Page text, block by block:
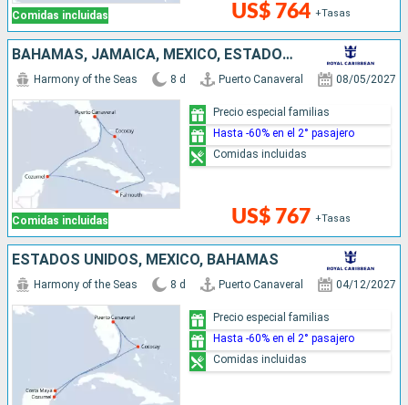
Comidas incluidas US$ 764 +Tasas
BAHAMAS, JAMAICA, MÉXICO, ESTADOS UNIDOS
Comidas incluidas
Harmony of the Seas 8 d Puerto Canaveral 08/05/2027
US$ 767 +Tasas
Precio especial familias
Hasta -60% en el 2° pasajero
Comidas incluidas
ESTADOS UNIDOS, MÉXICO, BAHAMAS
Harmony of the Seas 8 d Puerto Canaveral 04/12/2027
Precio especial familias
Hasta -60% en el 2° pasajero
Comidas incluidas